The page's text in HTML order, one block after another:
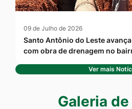
09 de Julho de 2026
Santo Antônio do Leste
com obra de drenagem no
Ver mais
Seção Galeria de Fotos
Galeria